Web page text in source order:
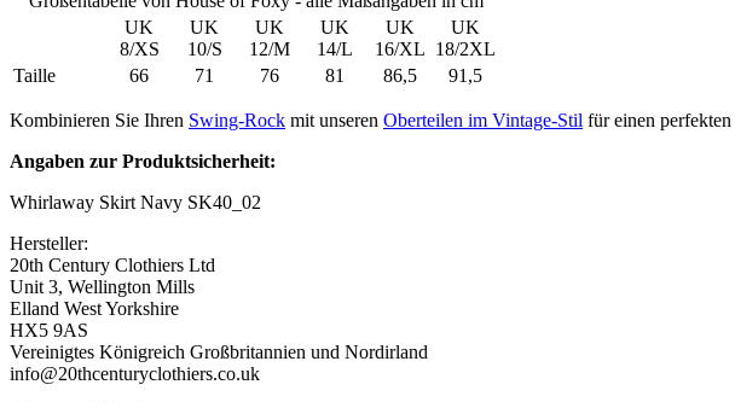
UK
8/XS
UK
10/S
UK
12/M
UK
14/L
UK
16/XL
UK
18/2XL
Taille
66 71 76 81 86,5 91,5
Kombinieren Sie Ihren Swing-Rock mit unseren Oberteilen im Vintage-Stil für einen perfekten
Angaben zur Produktsicherheit:
Whirlaway Skirt Navy SK40_02
Hersteller:
20th Century Clothiers Ltd
Unit 3, Wellington Mills
Elland West Yorkshire
HX5 9AS
Vereinigtes Königreich Großbritannien und Nordirland
info@20thcenturyclothiers.co.uk